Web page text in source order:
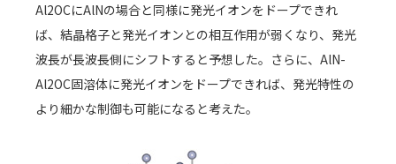
Al2OCにAlNの場合と同様に発光イオンをドープできれ
ば、結晶格子と発光イオンとの相互作用が弱くなり、発光
波長が長波長側にシフトすると予想した。さらに、AlN-
Al2OC固溶体に発光イオンをドープできれば、発光特性の
より細かな制御も可能になると考えた。